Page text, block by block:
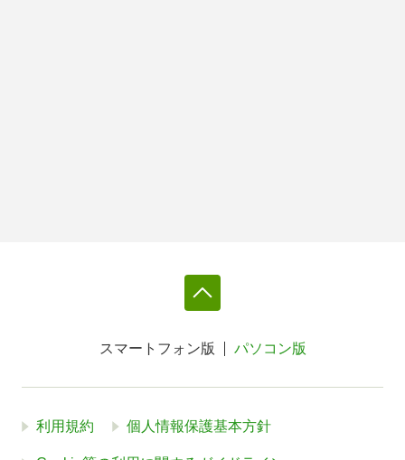
スマートフォン版 パソコン版
利用規約 個人情報保護基本方針